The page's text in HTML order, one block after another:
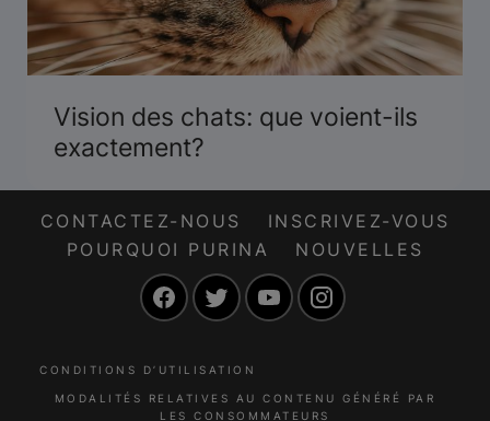
Vision des chats: que voient-ils
exactement?
CONTACTEZ-NOUS
INSCRIVEZ-VOUS
POURQUOI PURINA
NOUVELLES
FacebookTwitter YouTube
CONDITIONS D’UTILISATION
MODALITÉS RELATIVES AU CONTENU GÉNÉRÉ PAR
LES CONSOMMATEURS